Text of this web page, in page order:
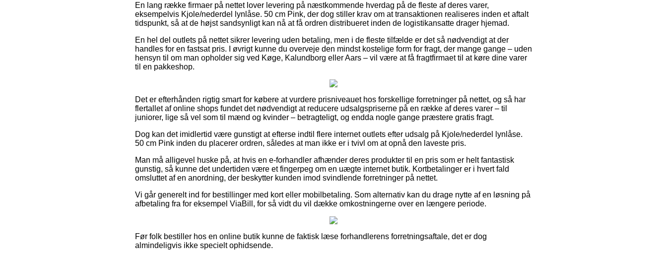
En lang række firmaer på nettet lover levering på næstkommende hverdag på de fleste af deres varer,
eksempelvis Kjole/nederdel lynlåse. 50 cm Pink, der dog stiller krav om at transaktionen realiseres inden et aftalt
tidspunkt, så at de højst sandsynligt kan nå at få ordren distribueret inden de logistikansatte drager hjemad.
En hel del outlets på nettet sikrer levering uden betaling, men i de fleste tilfælde er det så nødvendigt at der
handles for en fastsat pris. I øvrigt kunne du overveje den mindst kostelige form for fragt, der mange gange – uden
hensyn til om man opholder sig ved Køge, Kalundborg eller Aars – vil være at få fragtfirmaet til at køre dine varer
til en pakkeshop.
Det er efterhånden rigtig smart for købere at vurdere prisniveauet hos forskellige forretninger på nettet, og så har
flertallet af online shops fundet det nødvendigt at reducere udsalgspriserne på en række af deres varer – til
juniorer, lige så vel som til mænd og kvinder – betragteligt, og endda nogle gange præstere gratis fragt.
Dog kan det imidlertid være gunstigt at efterse indtil flere internet outlets efter udsalg på Kjole/nederdel lynlåse.
50 cm Pink inden du placerer ordren, således at man ikke er i tvivl om at opnå den laveste pris.
Man må alligevel huske på, at hvis en e-forhandler afhænder deres produkter til en pris som er helt fantastisk
gunstig, så kunne det undertiden være et fingerpeg om en uægte internet butik. Kortbetalinger er i hvert fald
omsluttet af en anordning, der beskytter kunden imod svindlende forretninger på nettet.
Vi går generelt ind for bestillinger med kort eller mobilbetaling. Som alternativ kan du drage nytte af en løsning på
afbetaling fra for eksempel ViaBill, for så vidt du vil dække omkostningerne over en længere periode.
Før folk bestiller hos en online butik kunne de faktisk læse forhandlerens forretningsaftale, det er dog
almindeligvis ikke specielt ophidsende.